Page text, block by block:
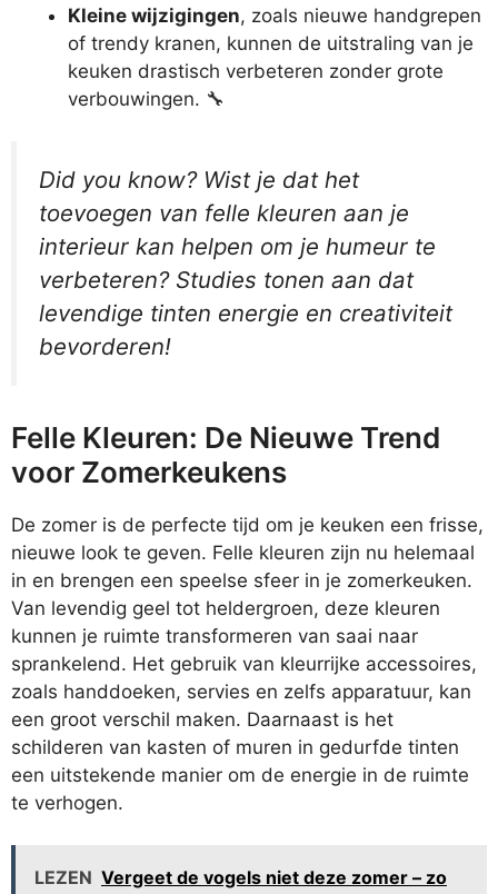
Kleine wijzigingen, zoals nieuwe handgrepen
of trendy kranen, kunnen de uitstraling van je
keuken drastisch verbeteren zonder grote
verbouwingen. 🔧
Did you know? Wist je dat het
toevoegen van felle kleuren aan je
interieur kan helpen om je humeur te
verbeteren? Studies tonen aan dat
levendige tinten energie en creativiteit
bevorderen!
Felle Kleuren: De Nieuwe Trend
voor Zomerkeukens
De zomer is de perfecte tijd om je keuken een frisse,
nieuwe look te geven. Felle kleuren zijn nu helemaal
in en brengen een speelse sfeer in je zomerkeuken.
Van levendig geel tot heldergroen, deze kleuren
kunnen je ruimte transformeren van saai naar
sprankelend. Het gebruik van kleurrijke accessoires,
zoals handdoeken, servies en zelfs apparatuur, kan
een groot verschil maken. Daarnaast is het
schilderen van kasten of muren in gedurfde tinten
een uitstekende manier om de energie in de ruimte
te verhogen.
LEZEN Vergeet de vogels niet deze zomer – zo